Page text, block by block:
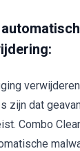
zijn dat
Combo